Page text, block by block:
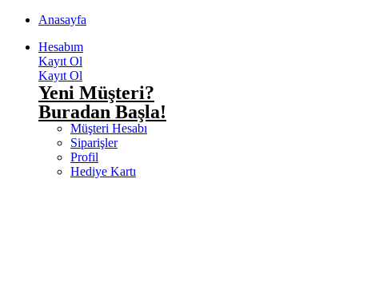
Anasayfa
Hesabım
Kayıt Ol
Kayıt Ol
Yeni Müşteri?
Buradan Başla!
Müşteri Hesabı
Siparişler
Profil
Hediye Kartı